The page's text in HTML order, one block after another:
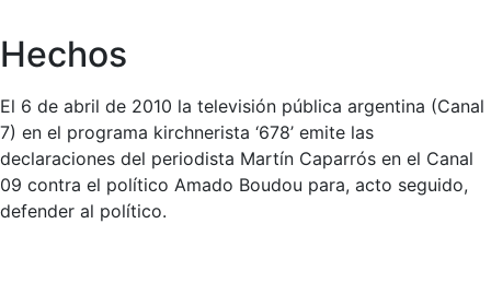
Hechos
El 6 de abril de 2010 la televisión pública argentina (Canal
7) en el programa kirchnerista ‘678’ emite las
declaraciones del periodista Martín Caparrós en el Canal
09 contra el político Amado Boudou para, acto seguido,
defender al político.